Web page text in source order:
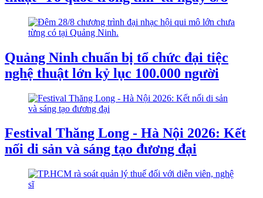
Quảng Ninh chuẩn bị tổ chức đại tiệc
nghệ thuật lớn kỷ lục 100.000 người
Festival Thăng Long - Hà Nội 2026: Kết
nối di sản và sáng tạo đương đại